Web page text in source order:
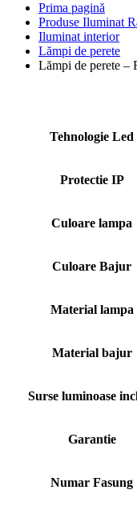
Prima pagină
Produse Iluminat
Iluminat interior
Lămpi de perete
Lămpi de perete –
Tehnologie Led
Protectie IP
Culoare lampa
Culoare Bajur
Material lampa
Material bajur
Surse luminoase
Garantie
Numar Fasung